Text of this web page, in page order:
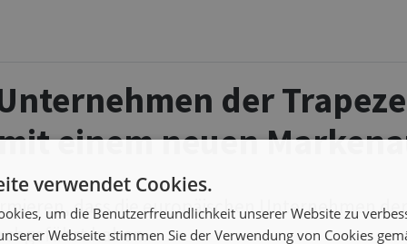
der
einem neuen
dass die europäischen Unternehmen
haben.
Bedarfsverkehr
Eisenbahnverkehr
Autonome Mobilität
verwendet Cookies.
um die Benutzerfreundlichkeit unserer Website zu
Webseite stimmen Sie der Verwendung von Cookies